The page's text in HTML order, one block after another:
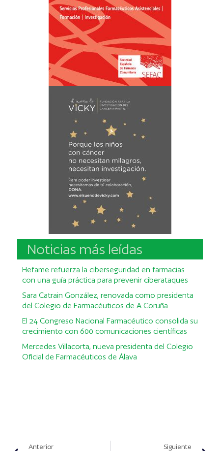
Noticias más leídas
Hefame refuerza la ciberseguridad en farmacias
con una guía práctica para prevenir ciberataques
Sara Catrain González, renovada como presidenta
del Colegio de Farmacéuticos de A Coruña
El 24 Congreso Nacional Farmacéutico consolida su
crecimiento con 600 comunicaciones científicas
Mercedes Villacorta, nueva presidenta del Colegio
Oficial de Farmacéuticos de Álava
Anterior Siguiente